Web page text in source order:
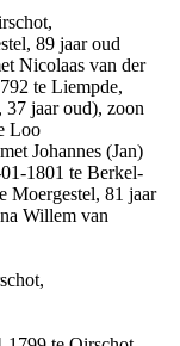
89 jaar oud
Nicolaas van der
te Liempde,
37 jaar oud), zoon
Loo
Johannes (Jan)
1801 te Berkel-
Moergestel, 81 jaar
Willem van